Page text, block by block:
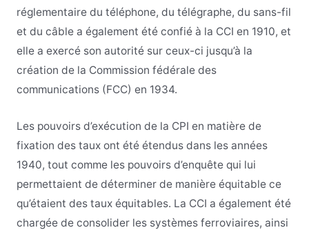
réglementaire du téléphone, du télégraphe, du sans-fil
et du câble a également été confié à la CCI en 1910, et
elle a exercé son autorité sur ceux-ci jusqu’à la
création de la Commission fédérale des
communications (FCC) en 1934.
Les pouvoirs d’exécution de la CPI en matière de
fixation des taux ont été étendus dans les années
1940, tout comme les pouvoirs d’enquête qui lui
permettaient de déterminer de manière équitable ce
qu’étaient des taux équitables. La CCI a également été
chargée de consolider les systèmes ferroviaires, ainsi